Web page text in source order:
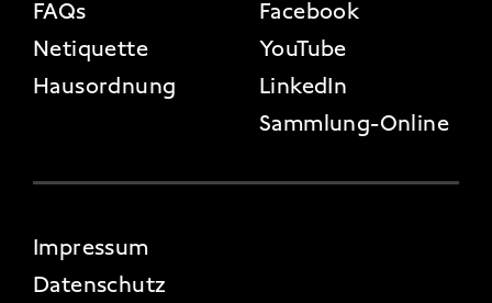
FAQs
Netiquette
Hausordnung
Facebook
YouTube
LinkedIn
Sammlung-Online
FOOTER 4
Impressum
Datenschutz